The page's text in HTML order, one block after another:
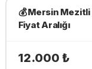
💰Mersin Mezitli
Fiyat Aralığı
12.000 ₺